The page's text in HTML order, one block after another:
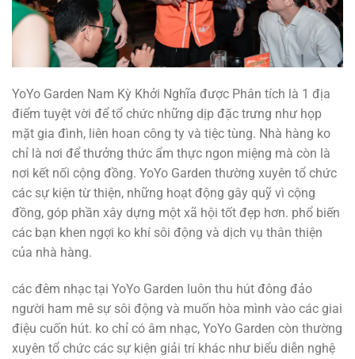
YoYo Garden Nam Kỳ Khởi Nghĩa được Phân tích là 1 địa
điểm tuyệt vời để tổ chức những dịp đặc trưng như họp
mặt gia đình, liên hoan công ty và tiệc tùng. Nhà hàng ko
chỉ là nơi để thưởng thức ẩm thực ngon miệng mà còn là
nơi kết nối cộng đồng. YoYo Garden thường xuyên tổ chức
các sự kiện từ thiện, những hoạt động gây quỹ vì cộng
đồng, góp phần xây dựng một xã hội tốt đẹp hơn. phổ biến
các bạn khen ngợi ko khí sôi động và dịch vụ thân thiện
của nhà hàng.
các đêm nhạc tại YoYo Garden luôn thu hút đông đảo
người ham mê sự sôi động và muốn hòa mình vào các giai
điệu cuốn hút. ko chỉ có âm nhạc, YoYo Garden còn thường
xuyên tổ chức các sự kiện giải trí khác như biểu diễn nghệ